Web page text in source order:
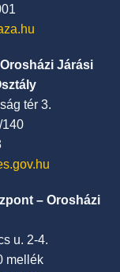
Járási
tér 3.
140
– Orosházi
u. 2-4.
mellék